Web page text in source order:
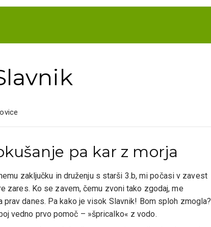
pa kar z morja
zaključku in druženju s starši 3.b, mi počasi v zavest
zares. Ko se zavem, čemu zvoni tako zgodaj, me
danes. Pa kako je visok Slavnik! Bom sploh zmogla?
vedno prvo pomoč – »špricalko« z vodo.